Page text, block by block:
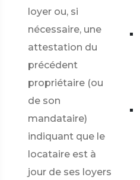
loyer ou, si
nécessaire, une
attestation du
précédent
propriétaire (ou
de son
mandataire)
indiquant que le
locataire est à
jour de ses loyers